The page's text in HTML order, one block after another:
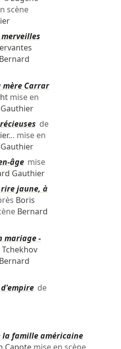
scène
Bernard
mère Carrar
mise en
de
… mise en
âgemise
Gauthier
jaune, à
Boris
Bernard
mariage -
Bernard
de
la famille américaine